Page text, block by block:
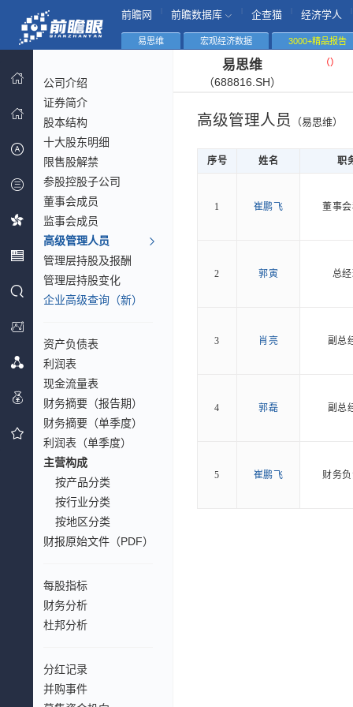
前瞻网 前瞻数据库 企查猫 经济学人
易思维 宏观经济数据 3000+精品报告
公司介绍
证券简介
股本结构
十大股东明细
限售股解禁
参股控股子公司
董事会成员
监事会成员
高级管理人员
管理层持股及报酬
管理层持股变化
企业高级查询（新）
资产负债表
利润表
现金流量表
财务摘要（报告期）
财务摘要（单季度）
利润表（单季度）
主营构成
按产品分类
按行业分类
按地区分类
财报原始文件（PDF）
每股指标
财务分析
杜邦分析
分红记录
并购事件
易思维
（688816.SH）
（）
高级管理人员 （易思维）
序号 姓名 职
1 崔鹏飞 董事
2 郭寅 总
3 肖亮 副总
4 郭磊 副总
5 崔鹏飞 财务